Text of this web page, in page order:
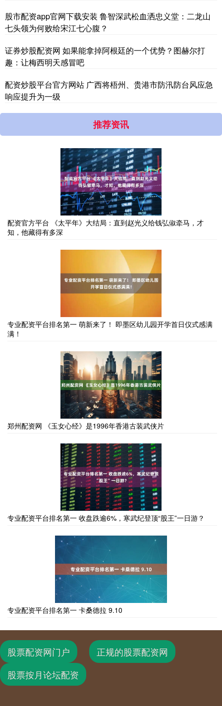
股市配资app官网下载安装 鲁智深武松血洒忠义堂：二龙山
七头领为何败给宋江七心腹？
证券炒股配资网 如果能拿掉阿根廷的一个优势？图赫尔打
趣：让梅西明天感冒吧
配资炒股平台官方网站 广西将梧州、贵港市防汛防台风应急
响应提升为一级
推荐资讯
配资官方平台 《太平年》大结局：直到赵光义给钱弘俶牵马，才
知，他藏得有多深
专业配资平台排名第一 萌新来了！ 即墨区幼儿园开学首日仪式感满
满！
郑州配资网 《玉女心经》是1996年香港古装武侠片
专业配资平台排名第一 收盘跌逾6%，寒武纪登顶“股王”一日游？
专业配资平台排名第一 卡桑德拉 9.10
股票配资网门户
正规的股票配资网
股票按月论坛配资